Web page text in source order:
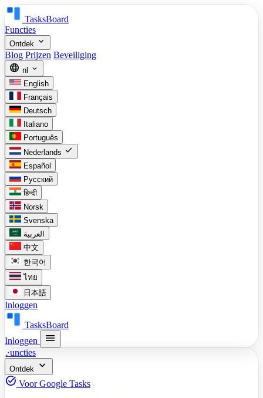
TasksBoard
Functies
Ontdek expand_more
Blog Prijzen Beveiliging
language nl expand_more
English
Français
Deutsch
Italiano
Português
Nederlands check
Español
Русский
हिन्दी
Norsk
Svenska
العربية
中文
한국어
ไทย
日本語
Inloggen
TasksBoard
Inloggen
menu
Functies
Ontdek expand_more
task_alt Voor Google Tasks